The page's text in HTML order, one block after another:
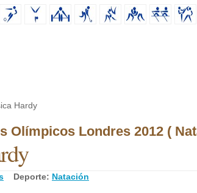
Hardy
Olímpicos Londres 2012 (
Deporte: Natación